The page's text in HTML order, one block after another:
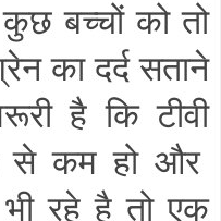
बच्चों को तो
का दर्द सताने
है कि टीवी
कम हो और
रहे है तो एक